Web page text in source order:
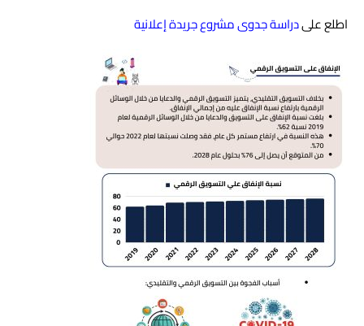
اطلع علىدراسة جدوى مشروع جريدة إعلانية